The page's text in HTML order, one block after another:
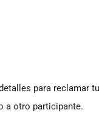
para reclamar tu
a otro participante.